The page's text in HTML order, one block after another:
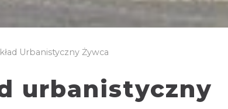
Urbanistyczny Żywca
urbanistyczny